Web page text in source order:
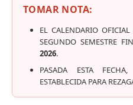
TOMAR NOTA:
EL CALENDARIO
SEGUNDO SEMESTRE
2026.
PASADA ESTA
ESTABLECIDA PARA